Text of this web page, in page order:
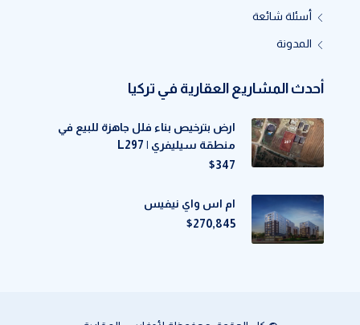
أسئلة شائعة
المدونة
أحدث المشاريع العقارية في تركيا
ارض بترخيص بناء فلل جاهزة للبيع في
منطقة سيليفري | L297
$347
ام اس واي نيفيس
$270,845